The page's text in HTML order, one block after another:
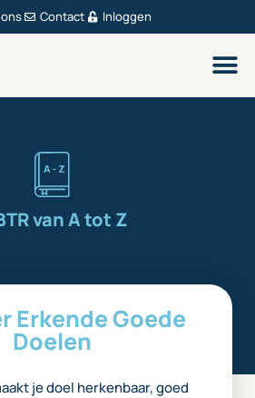
Contact Inloggen
van A tot Z
Erkende Goede
Doelen
je doel herkenbaar, goed